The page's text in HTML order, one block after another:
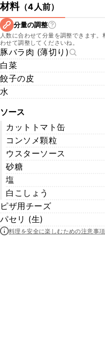
材料（4人前）
分量の調整
人数に合わせて分量を調整できます
わせて調整してくださいね。
豚バラ肉 (薄切り)
白菜
餃子の皮
水
ソース
カットトマト缶
コンソメ顆粒
ウスターソース
砂糖
塩
白こしょう
ピザ用チーズ
パセリ (生)
料理を安全に楽しむための注意事項